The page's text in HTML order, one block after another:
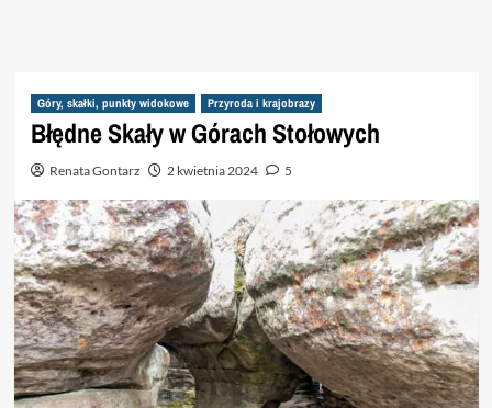
Góry, skałki, punkty widokowe Przyroda i krajobrazy
Błędne Skały w Górach Stołowych
Renata Gontarz 2 kwietnia 2024 5